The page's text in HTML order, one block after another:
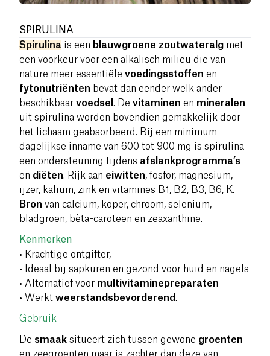
SPIRULINA
Spirulina is een blauwgroene zoutwateralg met
een voorkeur voor een alkalisch milieu die van
nature meer essentiële voedingsstoffen en
fytonutriënten bevat dan eender welk ander
beschikbaar voedsel . De vitaminen en mineralen
uit spirulina worden bovendien gemakkelijk door
het lichaam geabsorbeerd. Bij een minimum
dagelijkse inname van 600 tot 900 mg is spirulina
een ondersteuning tijdens afslankprogramma’s
en diëten. Rijk aan eiwitten, fosfor, magnesium,
ijzer, kalium, zink en vitamines B1, B2, B3, B6, K.
Bron van calcium, koper, chroom, selenium,
bladgroen, bèta-caroteen en zeaxanthine.
Kenmerken
• Krachtige ontgifter,
• Ideaal bij sapkuren en gezond voor huid en nagels
• Alternatief voor multivitaminepreparaten
• Werkt weerstandsbevorderend.
Gebruik
De smaak situeert zich tussen gewone groenten
en zeegroenten maar is zachter dan deze van